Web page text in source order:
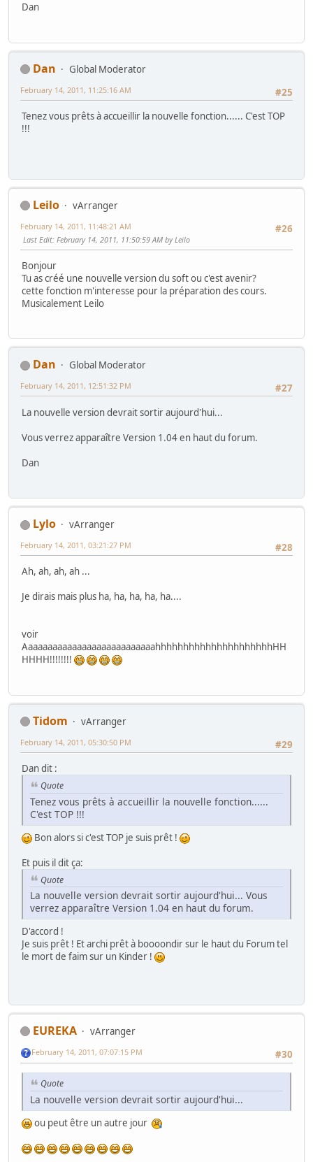
Dan
Dan
Global Moderator
#25
February 14, 2011, 11:25:16 AM
Tenez vous prêts à accueillir la nouvelle fonction...... C'est TOP
!!!
Leilo
vArranger
#26
February 14, 2011, 11:48:21 AM
Last Edit: February 14, 2011, 11:50:59 AM by Leilo
Bonjour
Tu as créé une nouvelle version du soft ou c'est avenir?
cette fonction m'interesse pour la préparation des cours.
Musicalement Leilo
Dan
Global Moderator
#27
February 14, 2011, 12:51:32 PM
La nouvelle version devrait sortir aujourd'hui...
Vous verrez apparaître Version 1.04 en haut du forum.
Dan
Lylo
vArranger
#28
February 14, 2011, 03:21:27 PM
Ah, ah, ah, ah ...
Je dirais mais plus ha, ha, ha, ha, ha....
voir
AaaaaaaaaaaaaaaaaaaaaaaaaaahhhhhhhhhhhhhhhhhhhhhHH
HHHH!!!!!!!!
Tidom
vArranger
#29
February 14, 2011, 05:30:50 PM
Dan dit :
Quote
Tenez vous prêts à accueillir la nouvelle fonction......
C'est TOP !!!
Bon alors si c'est TOP je suis prêt !
Et puis il dit ça:
Quote
La nouvelle version devrait sortir aujourd'hui... Vous
verrez apparaître Version 1.04 en haut du forum.
D'accord !
Je suis prêt ! Et archi prêt à boooondir sur le haut du Forum tel
le mort de faim sur un Kinder !
EUREKA
vArranger
#30
February 14, 2011, 07:07:15 PM
Quote
La nouvelle version devrait sortir aujourd'hui...
ou peut être un autre jour